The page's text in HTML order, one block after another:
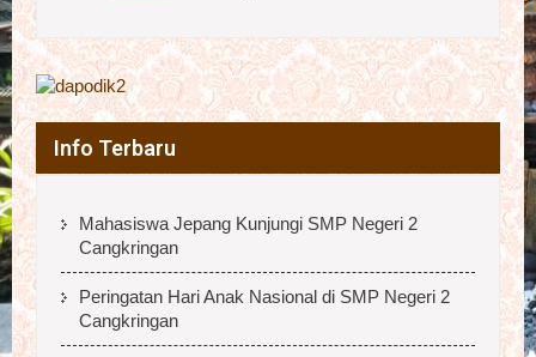
Info Terbaru
Mahasiswa Jepang Kunjungi SMP Negeri 2
Cangkringan
Peringatan Hari Anak Nasional di SMP Negeri 2
Cangkringan